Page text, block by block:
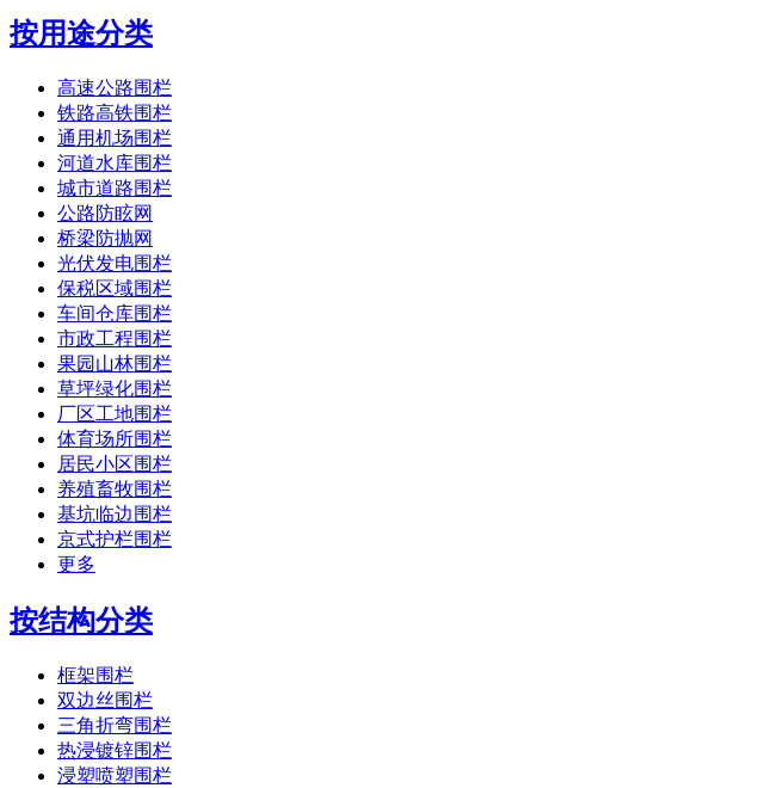
按用途分类
高速公路围栏
铁路高铁围栏
通用机场围栏
河道水库围栏
城市道路围栏
公路防眩网
桥梁防抛网
光伏发电围栏
保税区域围栏
车间仓库围栏
市政工程围栏
果园山林围栏
草坪绿化围栏
厂区工地围栏
体育场所围栏
居民小区围栏
养殖畜牧围栏
基坑临边围栏
京式护栏围栏
更多
按结构分类
框架围栏
双边丝围栏
三角折弯围栏
热浸镀锌围栏
浸塑喷塑围栏